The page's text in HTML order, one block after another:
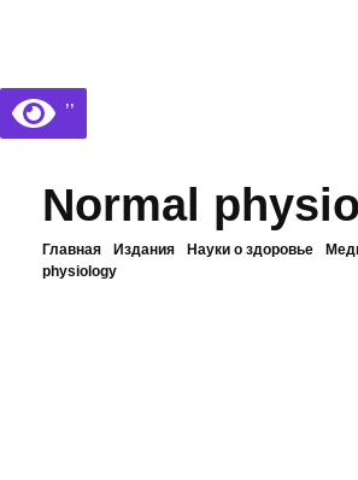
’’
Главная Издания Науки о здоровье
physiology
Normal